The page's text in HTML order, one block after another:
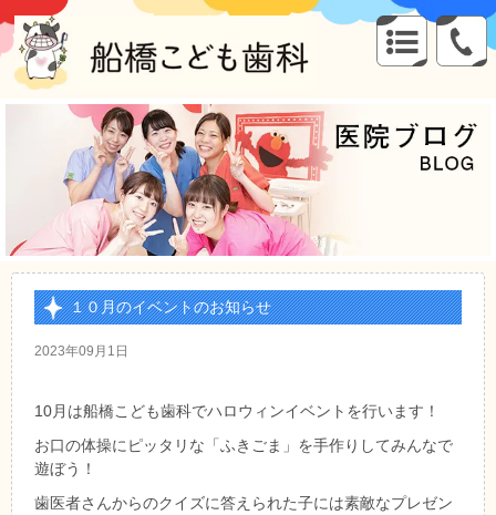
１０月のイベントのお知らせ
2023年09月1日
10月は船橋こども歯科でハロウィンイベントを行います！
お口の体操にピッタリな「ふきごま」を手作りしてみんなで
遊ぼう！
歯医者さんからのクイズに答えられた子には素敵なプレゼン